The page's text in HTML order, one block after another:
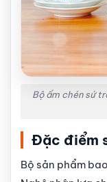
Bộ ấm chén sứ
Đặc điểm
Bộ sản phẩm